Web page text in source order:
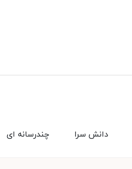
چندرسانه ای دانش سرا